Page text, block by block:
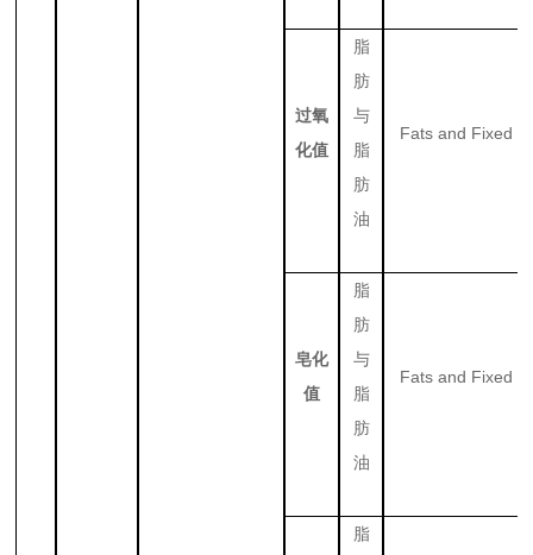
过氧
化值
脂
肪
与
脂
肪
油
Fats and Fixed
皂化
值
脂
肪
与
脂
肪
油
Fats and Fixed
脂